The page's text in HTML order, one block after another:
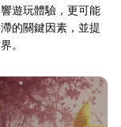
遊玩體驗，更可能
的關鍵因素，並提
。